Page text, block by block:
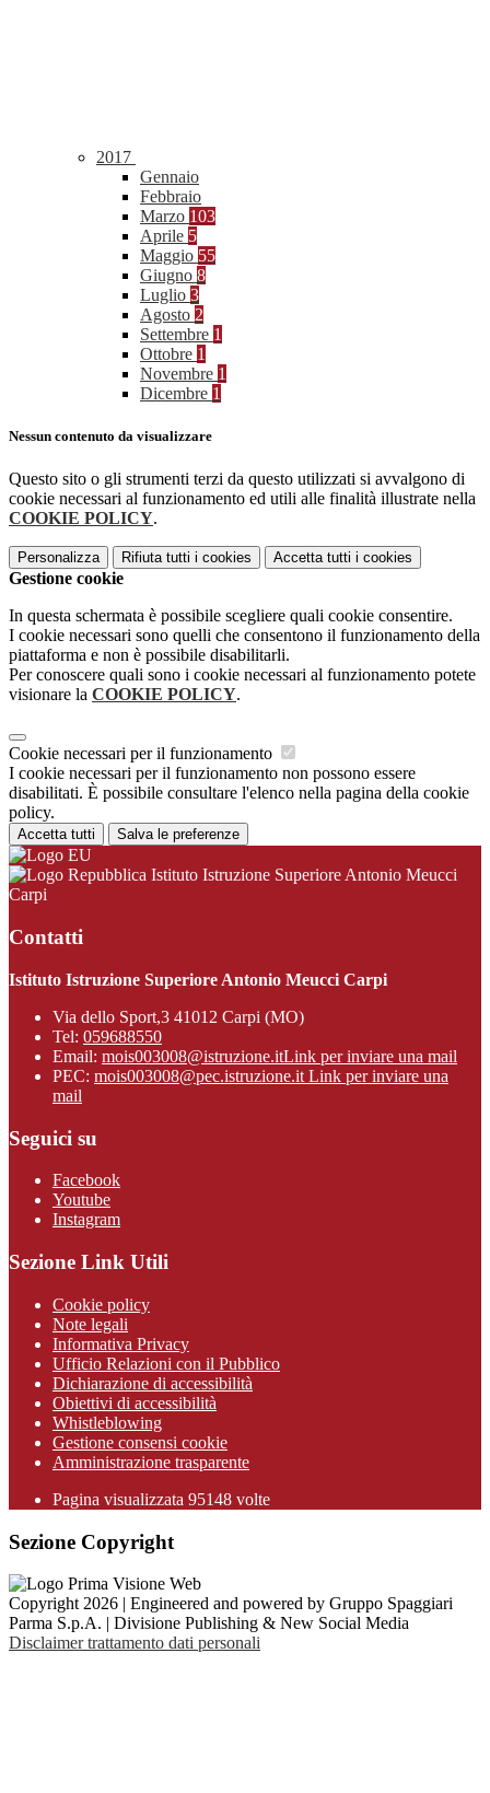
2017
Gennaio
Febbraio
Marzo 103
Aprile 5
Maggio 55
Giugno 8
Luglio 3
Agosto 2
Settembre 1
Ottobre 1
Novembre 1
Dicembre 1
Nessun contenuto da visualizzare
Questo sito o gli strumenti terzi da questo utilizzati si avvalgono di
cookie necessari al funzionamento ed utili alle finalità illustrate nella
COOKIE POLICY.
Personalizza Rifiuta tutti i cookies Accetta tutti i cookies
Gestione cookie
In questa schermata è possibile scegliere quali cookie consentire.
I cookie necessari sono quelli che consentono il funzionamento della
piattaforma e non è possibile disabilitarli.
Per conoscere quali sono i cookie necessari al funzionamento potete
visionare la COOKIE POLICY.
Cookie necessari per il funzionamento
I cookie necessari per il funzionamento non possono essere
disabilitati. È possibile consultare l'elenco nella pagina della cookie
policy.
Accetta tutti Salva le preferenze
Istituto Istruzione Superiore Antonio Meucci
Carpi
Contatti
Istituto Istruzione Superiore Antonio Meucci Carpi
Via dello Sport,3 41012 Carpi (MO)
Tel: 059688550
Email: mois003008@istruzione.itLink per inviare una mail
PEC: mois003008@pec.istruzione.it Link per inviare una
mail
Seguici su
Facebook
Youtube
Instagram
Sezione Link Utili
Cookie policy
Note legali
Informativa Privacy
Ufficio Relazioni con il Pubblico
Dichiarazione di accessibilità
Obiettivi di accessibilità
Whistleblowing
Gestione consensi cookie
Amministrazione trasparente
Pagina visualizzata 95148 volte
Sezione Copyright
Copyright 2026 | Engineered and powered by Gruppo Spaggiari
Parma S.p.A. | Divisione Publishing & New Social Media
Disclaimer trattamento dati personali